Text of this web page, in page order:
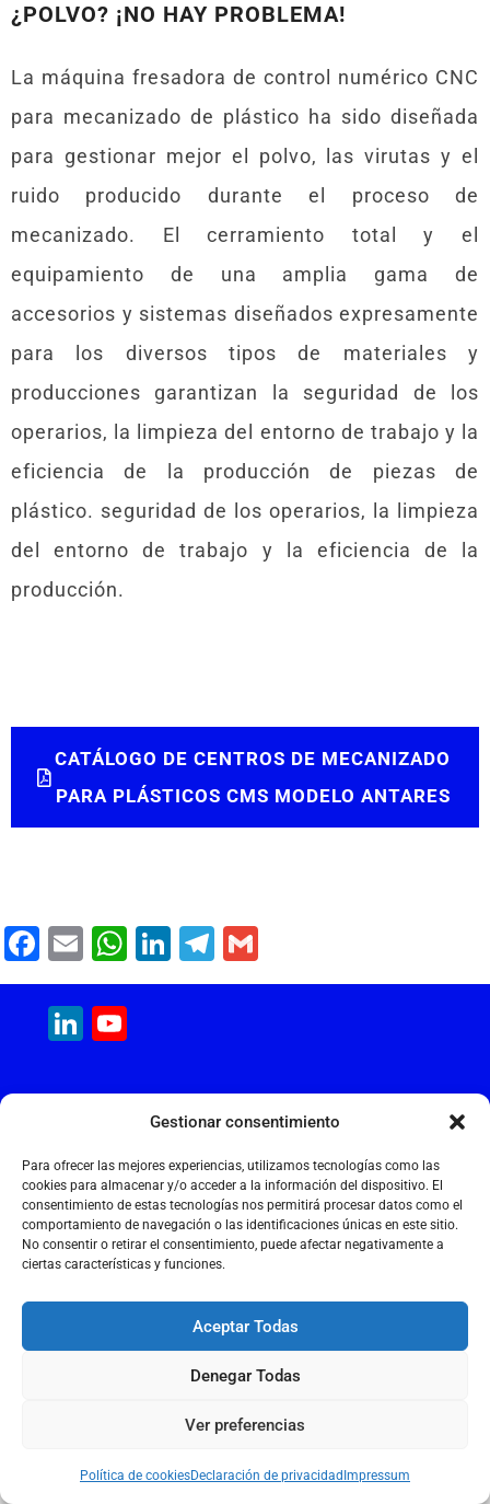
Gestionar consentimiento
Para ofrecer las mejores experiencias, utilizamos tecnologías como las
cookies para almacenar y/o acceder a la información del dispositivo. El
consentimiento de estas tecnologías nos permitirá procesar datos como el
comportamiento de navegación o las identificaciones únicas en este sitio.
No consentir o retirar el consentimiento, puede afectar negativamente a
ciertas características y funciones.
Aceptar Todas
Denegar Todas
Ver preferencias
Política de cookiesDeclaración de privacidad Impressum
¿POLVO? ¡NO HAY PROBLEMA!
La máquina fresadora de control numérico CNC
para mecanizado de plástico ha sido diseñada
para gestionar mejor el polvo, las virutas y el
ruido producido durante el proceso de
mecanizado. El cerramiento total y el
equipamiento de una amplia gama de
accesorios y sistemas diseñados expresamente
para los diversos tipos de materiales y
producciones garantizan la seguridad de los
operarios, la limpieza del entorno de trabajo y la
eficiencia de la producción de piezas de
plástico. seguridad de los operarios, la limpieza
del entorno de trabajo y la eficiencia de la
producción.
CATÁLOGO DE CENTROS DE MECANIZADO
PARA PLÁSTICOS CMS MODELO ANTARES
F
a
c
e
b
o
k
E
m
ai
W
h
A
p
Li
n
dI
n
T
el
a
m
m
LinkedIn
Calle Cantir, 12 – Nave 7
Polígono Industrial Magarola
08292 Esparreguera – Barcelona
+34 934 397 038
info@maquinariainternacional.com
Política de privacidad
2026 © MAQUINARIA INTERNACIONAL S.L.